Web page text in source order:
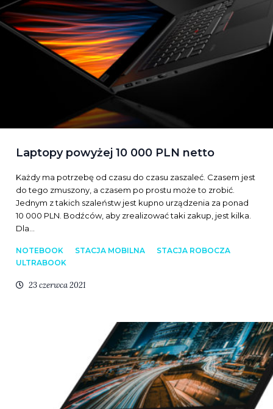
Laptopy powyżej 10 000 PLN netto
Każdy ma potrzebę od czasu do czasu zaszaleć. Czasem jest
do tego zmuszony, a czasem po prostu może to zrobić.
Jednym z takich szaleństw jest kupno urządzenia za ponad
10 000 PLN. Bodźców, aby zrealizować taki zakup, jest kilka.
Dla…
NOTEBOOK STACJA MOBILNA
STACJA ROBOCZA
ULTRABOOK
23 czerwca 2021